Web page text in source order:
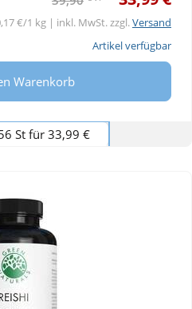
€/1 kg | inkl. MwSt. zzgl.Versand
Artikel verfügbar
Warenkorb
St für 33,99 €